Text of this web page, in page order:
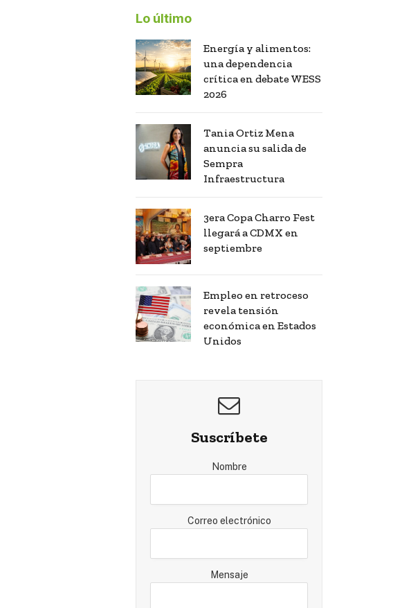
Lo último
Energía y alimentos:
una dependencia
crítica en debate WESS
2026
Tania Ortiz Mena
anuncia su salida de
Sempra
Infraestructura
3era Copa Charro Fest
llegará a CDMX en
septiembre
Empleo en retroceso
revela tensión
económica en Estados
Unidos
Suscríbete
Nombre
Correo electrónico
Mensaje